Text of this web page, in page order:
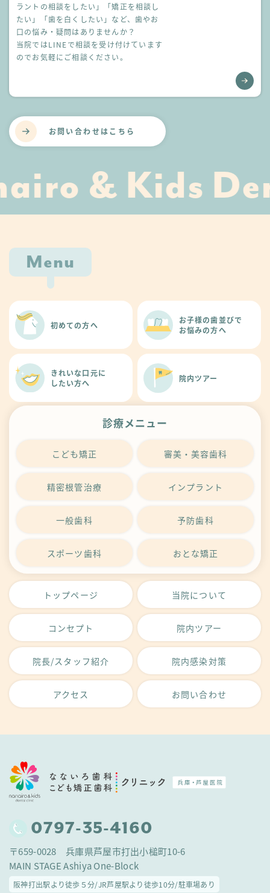
ラントの相談をしたい」
「矯正を相談し
たい」「歯を白くしたい」など、歯やお
口の悩み・疑問はありませんか？
当院ではLINEで相談を受け付けています
のでお気軽にご相談ください。
お問い合わせはこちら
& Kids
Menu
初めての方へ
お子様の歯並びで
お悩みの方へ
きれいな口元に
したい方へ
院内ツアー
診療メニュー
こども矯正 審美・美容歯科
精密根管治療 インプラント
一般歯科 予防歯科
スポーツ歯科 おとな矯正
トップページ 当院について
コンセプト 院内ツアー
院長/スタッフ紹介 院内感染対策
アクセス お問い合わせ
0797-35-4160
〒659-0028 兵庫県芦屋市打出小槌町10-6
MAIN STAGE Ashiya One-Block
阪神打出駅より徒歩５分/JR芦屋駅より徒歩10分/駐車場あり